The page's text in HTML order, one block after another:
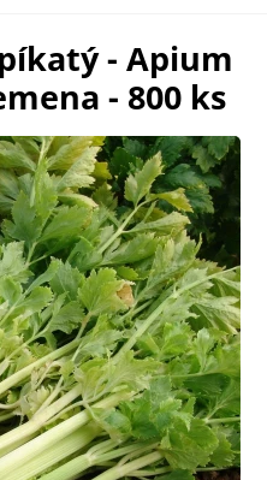
- Apium
- 800 ks